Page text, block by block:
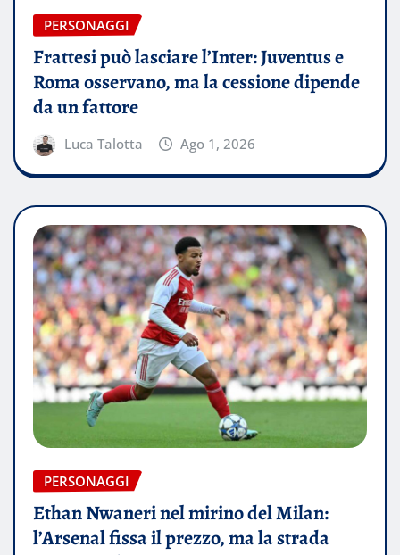
PERSONAGGI
Frattesi può lasciare l’Inter: Juventus e
Roma osservano, ma la cessione dipende
da un fattore
Luca Talotta Ago 1, 2026
PERSONAGGI
Ethan Nwaneri nel mirino del Milan:
l’Arsenal fissa il prezzo, ma la strada